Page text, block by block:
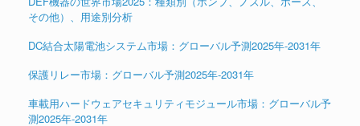
その他）、用途別分析
DC結合太陽電池システム市場：グローバル予測2025年-2031年
保護リレー市場：グローバル予測2025年-2031年
車載用ハードウェアセキュリティモジュール市場：グローバル予
測2025年-2031年